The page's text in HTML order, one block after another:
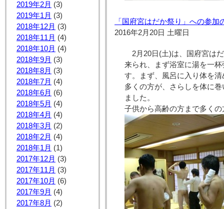
2019年2月 (3)
2019年1月 (3)
2018年12月 (3)
2018年11月 (4)
2018年10月 (4)
2018年9月 (3)
2018年8月 (3)
2018年7月 (4)
2018年6月 (6)
2018年5月 (4)
2018年4月 (4)
2018年3月 (2)
2018年2月 (4)
2018年1月 (1)
2017年12月 (3)
2017年11月 (3)
2017年10月 (6)
2017年9月 (4)
2017年8月 (2)
「国府宮はだか祭り」への参
2016年2月20日 土曜日
2月20日(土)は、国府宮は
来られ、まず浴室に湯を一
す。まず、風呂に入り体を
多くの方が、さらしを体に
ました。
子供から高齢の方まで多く